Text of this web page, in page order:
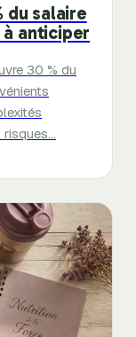
du salaire
anticiper
30 % du
risques…